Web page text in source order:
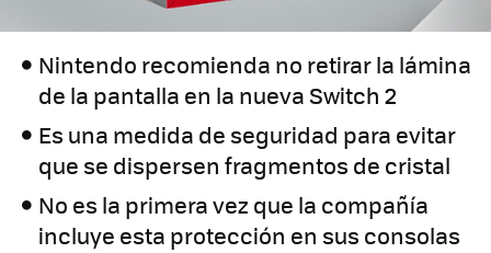
Nintendo recomienda no retirar la lámina
de la pantalla en la nueva Switch 2
Es una medida de seguridad para evitar
que se dispersen fragmentos de cristal
No es la primera vez que la compañía
incluye esta protección en sus consolas